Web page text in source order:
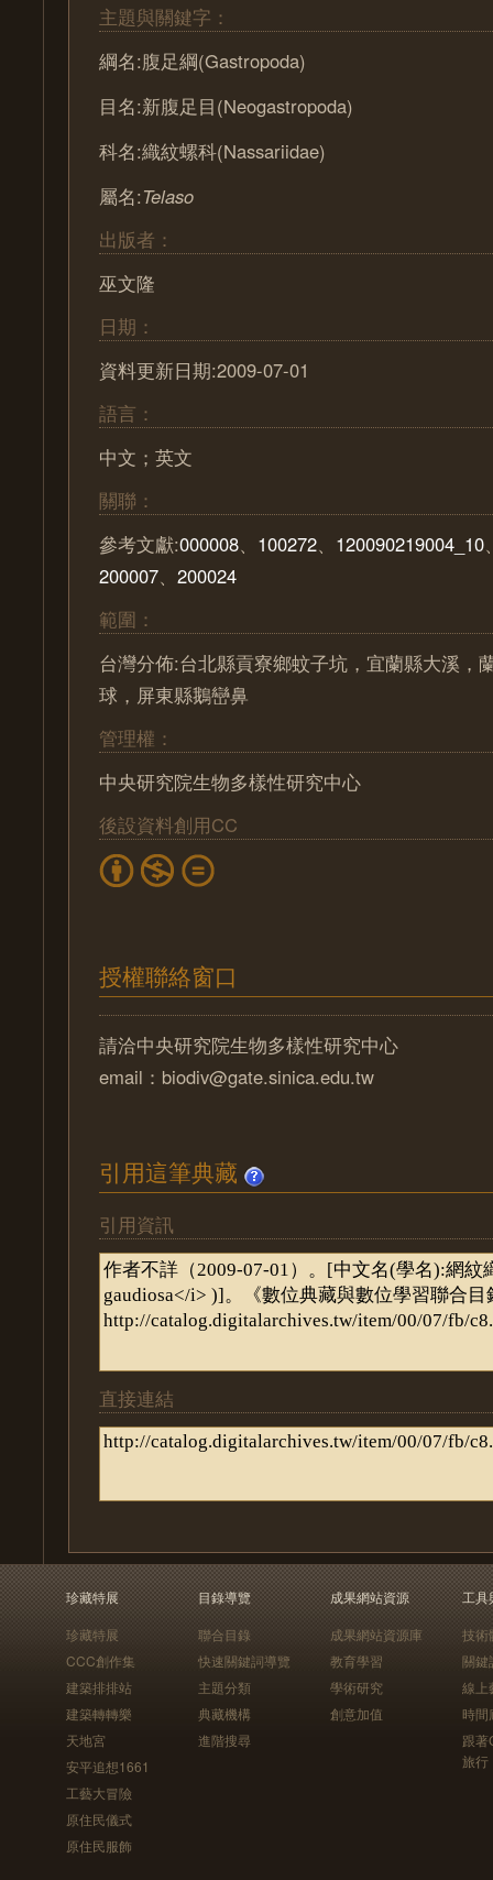
主題與關鍵字：
綱名:腹足綱(Gastropoda)
目名:新腹足目(Neogastropoda)
科名:織紋螺科(Nassariidae)
屬名:Telaso
出版者：
巫文隆
日期：
資料更新日期:2009-07-01
語言：
中文；英文
關聯：
參考文獻:000008、 100272、 120090219004_10
200007、200024
範圍：
台灣分佈:台北縣貢寮鄉蚊子坑，宜蘭縣大溪，
球，屏東縣鵝巒鼻
管理權：
中央研究院生物多樣性研究中心
後設資料創用CC
授權聯絡窗口
請洽中央研究院生物多樣性研究中心
email：biodiv@gate.sinica.edu.tw
引用這筆典藏
引用資訊
直接連結
珍藏特展
珍藏特展
CCC創作集
建築排排站
建築轉轉樂
天地宮
安平追想1661
工藝大冒險
原住民儀式
原住民服飾
目錄導覽
聯合目錄
快速關鍵詞導覽
主題分類
典藏機構
進階搜尋
成果網站資源
成果網站資源庫
教育學習
學術研究
創意加值
工具
技術
關鍵
線上
時間
跟
旅行